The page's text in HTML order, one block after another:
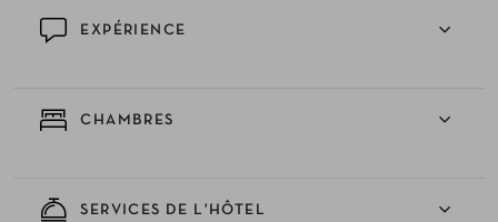
EXPÉRIENCE
CHAMBRES
SERVICES DE L'HÔTEL